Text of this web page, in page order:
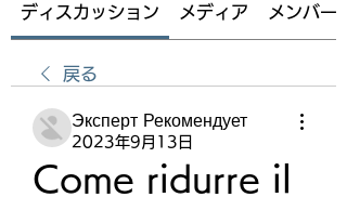
ディスカッション メディア メンバー
戻る
Эксперт Рекомендует
2023年9月13日
Come ridurre il